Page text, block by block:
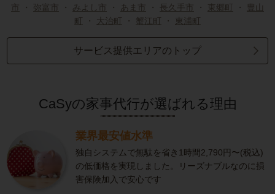
市
・ 弥富市 ・ みよし市 ・ あま市 ・ 長久手市 ・ 東郷町 ・
豊山
町 ・ 大治町 ・ 蟹江町 ・ 東浦町
サービス提供エリアのトップ
CaSyの家事代行が選ばれる理由
業界最安値水準
独自システムで無駄を省き1時間2,790円〜(税込)
の低価格を実現しました。リーズナブルなのに損
害保険加入で安心です